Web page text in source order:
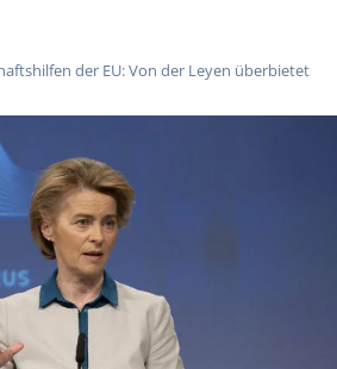
der EU: Von der Leyen überbietet